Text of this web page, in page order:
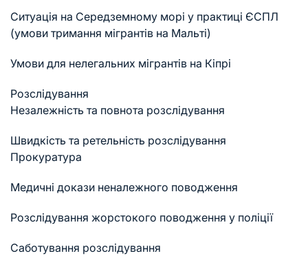
Ситуація на Середземному морі у практиці ЄСПЛ
(умови тримання мігрантів на Мальті)
Умови для нелегальних мігрантів на Кіпрі
Розслідування
Незалежність та повнота розслідування
Швидкість та ретельність розслідування
Прокуратура
Медичні докази неналежного поводження
Розслідування жорстокого поводження у поліції
Саботування розслідування